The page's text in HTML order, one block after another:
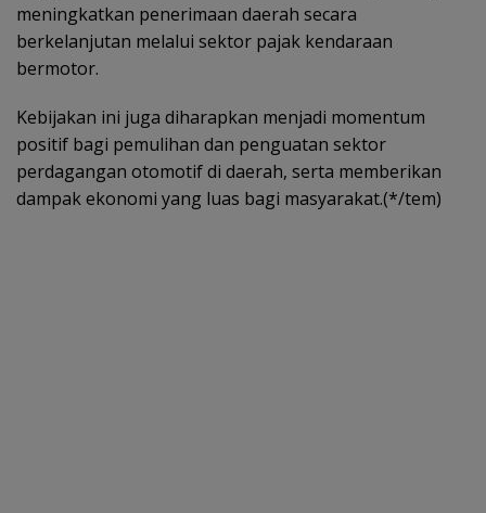
meningkatkan penerimaan daerah secara
berkelanjutan melalui sektor pajak kendaraan
bermotor.
Kebijakan ini juga diharapkan menjadi momentum
positif bagi pemulihan dan penguatan sektor
perdagangan otomotif di daerah, serta memberikan
dampak ekonomi yang luas bagi masyarakat.(*/tem)